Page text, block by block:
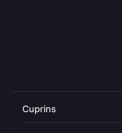
Cuprins